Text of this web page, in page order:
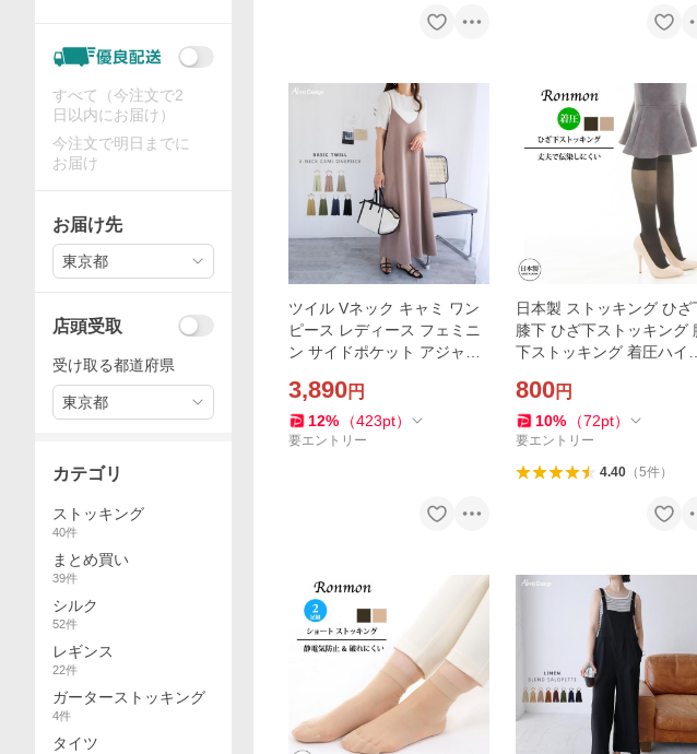
ツイル Vネック キャミ ワン
ピース レディース フェミニ
ン サイドポケット アジャス
ャミワンピース ボトムス ボ
トム スカート
3,890円
12% （423pt）
要エントリー
日本製 ストッキング ひざ
膝下 ひざ下ストッキング
下ストッキング 着圧ハイソ
ストッキング 黒 ベージュ 着
圧ソックス 着圧
800円
10% （72pt）
要エントリー
4.40（5件）
すべて（今注文で2
日以内にお届け）
今注文で明日までに
お届け
お届け先
東京都
店頭受取
受け取る都道府県
東京都
カテゴリ
ストッキング
40件
まとめ買い
39件
シルク
52件
レギンス
22件
ガーターストッキング
4件
タイツ